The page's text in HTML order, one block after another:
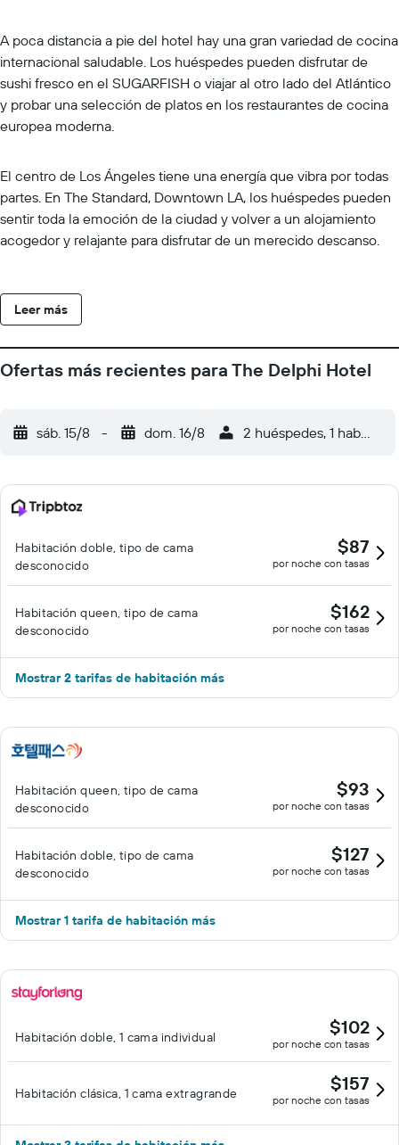
A poca distancia a pie del hotel hay una gran variedad de cocina
internacional saludable. Los huéspedes pueden disfrutar de
sushi fresco en el SUGARFISH o viajar al otro lado del Atlántico
y probar una selección de platos en los restaurantes de cocina
europea moderna.
El centro de Los Ángeles tiene una energía que vibra por todas
partes. En The Standard, Downtown LA, los huéspedes pueden
sentir toda la emoción de la ciudad y volver a un alojamiento
acogedor y relajante para disfrutar de un merecido descanso.
Leer más
Ofertas más recientes para The Delphi Hotel
sáb. 15/8 - dom. 16/8 2 huéspedes, 1
Habitación doble, tipo de cama
desconocido
$87
por noche con tasas
Habitación queen, tipo de cama
desconocido
$162
por noche con tasas
Mostrar 2 tarifas de habitación más
Habitación queen, tipo de cama
desconocido
$93
por noche con tasas
Habitación doble, tipo de cama
desconocido
$127
por noche con tasas
Mostrar 1 tarifa de habitación más
Habitación doble, 1 cama individual $102
por noche con tasas
Habitación clásica, 1 cama extragrande $157
por noche con tasas